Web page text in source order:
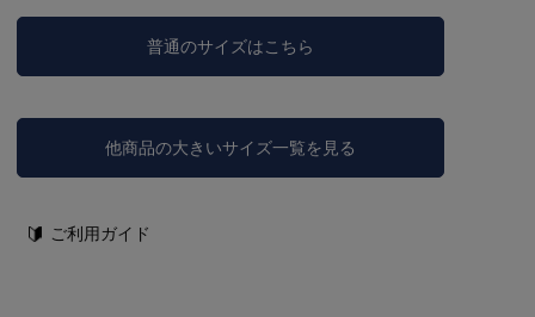
普通のサイズはこちら
他商品の大きいサイズ一覧を見る
ご利用ガイド